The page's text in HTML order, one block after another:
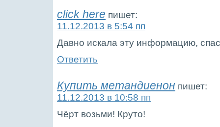
click here пишет:
11.12.2013 в 5:54 пп
Давно искала эту информацию,
Ответить
Купить метандиенон пишет:
11.12.2013 в 10:58 пп
Чёрт возьми! Круто!